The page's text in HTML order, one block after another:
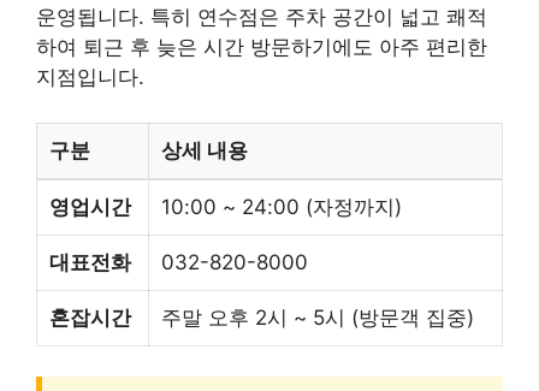
운영됩니다. 특히 연수점은 주차 공간이 넓고 쾌적
하여 퇴근 후 늦은 시간 방문하기에도 아주 편리한
지점입니다.
구분 상세 내용
영업시간 10:00 ~ 24:00 (자정까지)
대표전화 032-820-8000
혼잡시간 주말 오후 2시 ~ 5시 (방문객 집중)